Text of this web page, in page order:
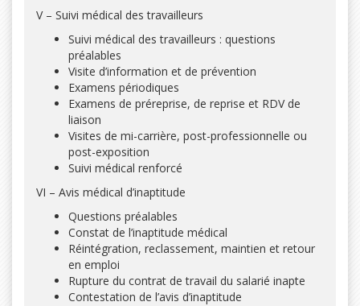
V – Suivi médical des travailleurs
Suivi médical des travailleurs : questions
préalables
Visite d’information et de prévention
Examens périodiques
Examens de préreprise, de reprise et RDV de
liaison
Visites de mi-carrière, post-professionnelle ou
post-exposition
Suivi médical renforcé
VI – Avis médical d’inaptitude
Questions préalables
Constat de l’inaptitude médical
Réintégration, reclassement, maintien et retour
en emploi
Rupture du contrat de travail du salarié inapte
Contestation de l’avis d’inaptitude